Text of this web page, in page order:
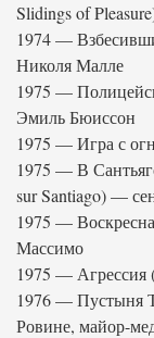
Slidings of
1974 —
Николя Малле
1975 —
Эмиль Бюиссон
1975 — Игра с
1975 — В
sur Santiago) —
1975 —
Массимо
1975 — Агрессия
1976 — Пустыня
Ровине, майор-